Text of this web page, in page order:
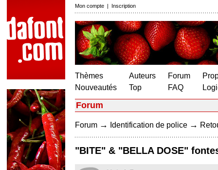
Mon compte | Inscription
Thèmes
Nouveautés
Auteurs
Top
Forum
FAQ
Forum
Forum → Identification de police →
"BITE" & "BELLA DOSE"